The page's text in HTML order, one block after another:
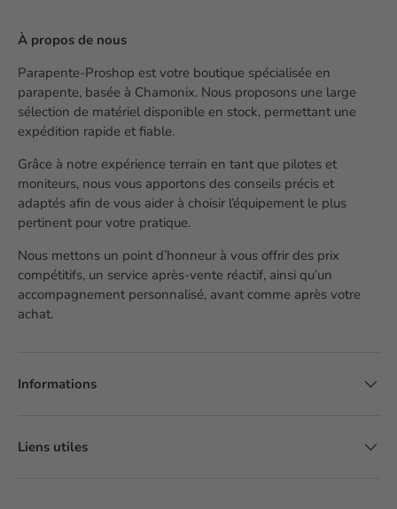
À propos de nous
Parapente-Proshop est votre boutique spécialisée en
parapente, basée à Chamonix. Nous proposons une large
sélection de matériel disponible en stock, permettant une
expédition rapide et fiable.
Grâce à notre expérience terrain en tant que pilotes et
moniteurs, nous vous apportons des conseils précis et
adaptés afin de vous aider à choisir l’équipement le plus
pertinent pour votre pratique.
Nous mettons un point d’honneur à vous offrir des prix
compétitifs, un service après-vente réactif, ainsi qu’un
accompagnement personnalisé, avant comme après votre
achat.
Informations
Liens utiles